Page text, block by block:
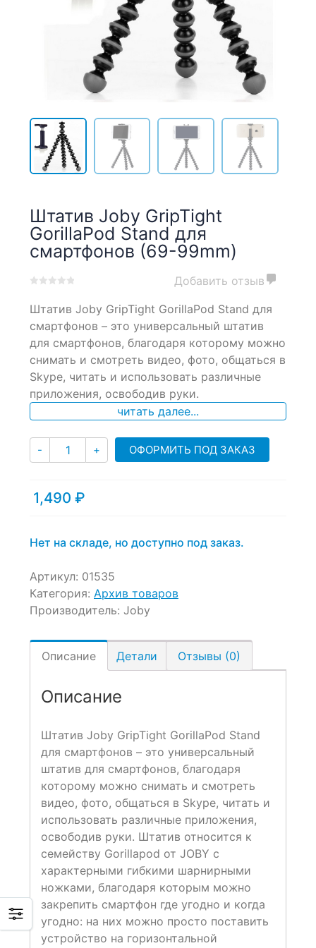
Штатив Joby GripTight
GorillaPod Stand для
смартфонов (69-99mm)
out
based
on
customer
ratings
Добавить отзыв
Штатив Joby GripTight GorillaPod Stand для
смартфонов – это универсальный штатив
для смартфонов, благодаря которому можно
снимать и смотреть видео, фото, общаться в
Skype, читать и использовать различные
приложения, освободив руки.
читать далее...
- Количество
+ ОФОРМИТЬ ПОД ЗАКАЗ
1,490 ₽
Нет на складе, но доступно под заказ.
Артикул: 01535
Категория: Архив товаров
Производитель: Joby
Описание Детали Отзывы (0)
Описание
Штатив Joby GripTight GorillaPod Stand
для смартфонов – это универсальный
штатив для смартфонов, благодаря
которому можно снимать и смотреть
видео, фото, общаться в Skype, читать и
использовать различные приложения,
освободив руки. Штатив относится к
семейству Gorillapod от JOBY с
характерными гибкими шарнирными
ножками, благодаря которым можно
закрепить смартфон где угодно и когда
угодно: на них можно просто поставить
устройство на горизонтальной